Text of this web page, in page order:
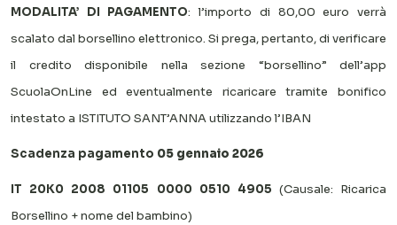
MODALITA’ DI PAGAMENTO: l’importo di 80,00 euro verrà
scalato dal borsellino elettronico. Si prega, pertanto, di verificare
il credito disponibile nella sezione “borsellino” dell’app
ScuolaOnLine ed eventualmente ricaricare tramite bonifico
intestato a ISTITUTO SANT’ANNA utilizzando l’IBAN
Scadenza pagamento 05 gennaio 2026
IT 20K0 2008 01105 0000 0510 4905 (Causale: Ricarica
Borsellino + nome del bambino)